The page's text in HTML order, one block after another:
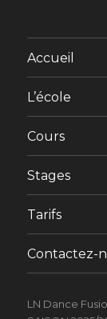
Accueil
L’école
Cours
Stages
Tarifs
Contactez-
LN Dance